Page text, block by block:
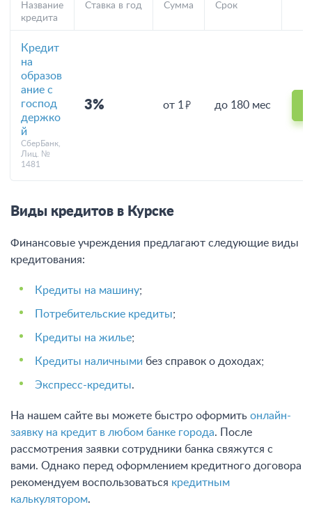
Название
кредита
Ставка в год Сумма Срок
Кредит
на
образов
ание с
господ
держко
й
СберБанк,
Лиц. №
1481
3% от 1 до 180 мес
Виды кредитов в Курске
Финансовые учреждения предлагают следующие виды
кредитования:
Кредиты на машину;
Потребительские кредиты;
Кредиты на жилье;
Кредиты наличными без справок о доходах;
Экспресс-кредиты.
На нашем сайте вы можете быстро оформить онлайн-
заявку на кредит в любом банке города. После
рассмотрения заявки сотрудники банка свяжутся с
вами. Однако перед оформлением кредитного договора
рекомендуем воспользоваться кредитным
калькулятором.